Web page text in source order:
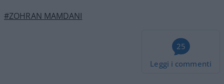
#ZOHRAN MAMDANI
25
Leggi i commenti